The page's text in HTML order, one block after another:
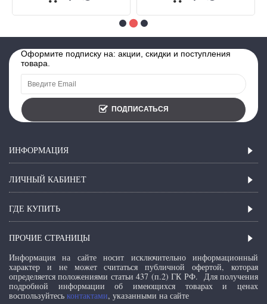
Оформите подписку на: акции, скидки и поступления
товара.
ПОДПИСАТЬСЯ
ИНФОРМАЦИЯ
ЛИЧНЫЙ КАБИНЕТ
ГДЕ КУПИТЬ
ПРОЧИЕ СТРАНИЦЫ
Информация на сайте носит исключительно информационный
характер и не может считаться публичной офертой, которая
определяется положениями статьи 437 (п.2) ГК РФ. Для получения
подробной информации об имеющихся товарах и ценах
воспользуйтесь контактами, указанными на сайте